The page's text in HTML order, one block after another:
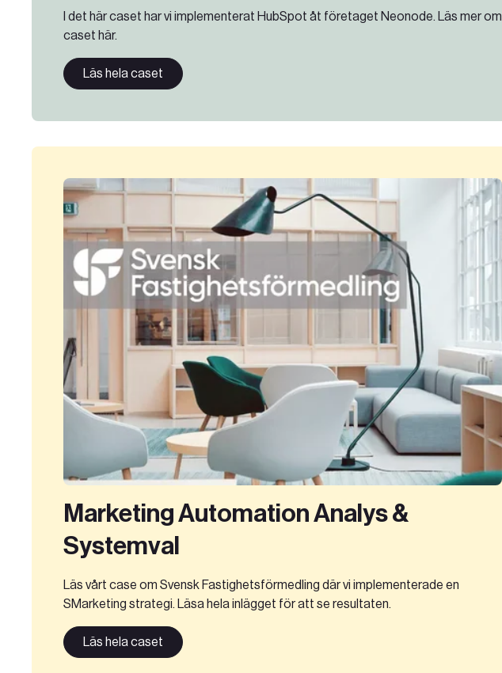
I det här caset har vi implementerat HubSpot åt företaget Neonode. Läs mer om
caset här.
Läs hela caset
Marketing Automation Analys &
Systemval
Läs vårt case om Svensk Fastighetsförmedling där vi implementerade en
SMarketing strategi. Läsa hela inlägget för att se resultaten.
Läs hela caset